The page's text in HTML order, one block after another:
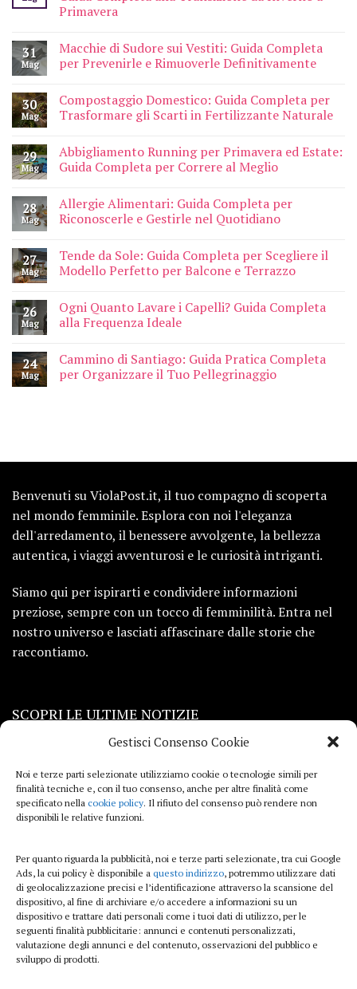
Gestisci Consenso Cookie
Noi e terze parti selezionate utilizziamo cookie o tecnologie simili per
finalità tecniche e, con il tuo consenso, anche per altre finalità come
specificato nella cookie policy. Il rifiuto del consenso può rendere non
disponibili le relative funzioni.
Per quanto riguarda la pubblicità, noi e terze parti selezionate, tra cui Google
Ads, la cui policy è disponibile a questo indirizzo, potremmo utilizzare dati
di geolocalizzazione precisi e l’identificazione attraverso la scansione del
dispositivo, al fine di archiviare e/o accedere a informazioni su un
dispositivo e trattare dati personali come i tuoi dati di utilizzo, per le
seguenti finalità pubblicitarie: annunci e contenuti personalizzati,
valutazione degli annunci e del contenuto, osservazioni del pubblico e
sviluppo di prodotti.
Primavera
31
Mag
Macchie di Sudore sui Vestiti: Guida Completa
per Prevenirle e Rimuoverle Definitivamente
30
Mag
Compostaggio Domestico: Guida Completa per
Trasformare gli Scarti in Fertilizzante Naturale
29
Mag
Abbigliamento Running per Primavera ed Estate:
Guida Completa per Correre al Meglio
28
Mag
Allergie Alimentari: Guida Completa per
Riconoscerle e Gestirle nel Quotidiano
27
Mag
Tende da Sole: Guida Completa per Scegliere il
Modello Perfetto per Balcone e Terrazzo
26
Mag
Ogni Quanto Lavare i Capelli? Guida Completa
alla Frequenza Ideale
24
Mag
Cammino di Santiago: Guida Pratica Completa
per Organizzare il Tuo Pellegrinaggio
Benvenuti su ViolaPost.it, il tuo compagno di scoperta
nel mondo femminile. Esplora con noi l'eleganza
dell'arredamento, il benessere avvolgente, la bellezza
autentica, i viaggi avventurosi e le curiosità intriganti.
Siamo qui per ispirarti e condividere informazioni
preziose, sempre con un tocco di femminilità. Entra nel
nostro universo e lasciati affascinare dalle storie che
raccontiamo.
SCOPRI LE ULTIME NOTIZIE
Viaggi
Beauty e benessere
Curiosità
Lifestyle
Sport
iTech